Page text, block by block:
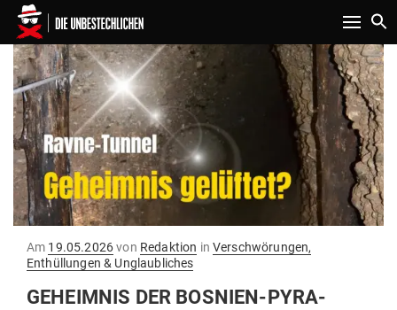
Toggle
Am Gepostet
am
19.05.2026von Redaktion in Verschwörungen,
Enthüllungen & Unglaubliches
GEHEIMNIS DER BOSNIEN-PYRA­